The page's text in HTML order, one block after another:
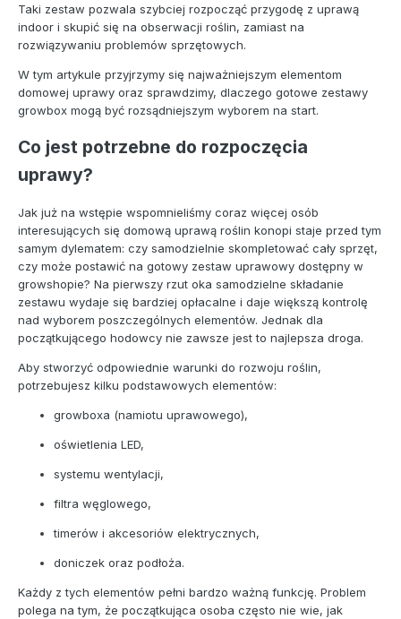
Taki zestaw pozwala szybciej rozpocząć przygodę z uprawą
indoor i skupić się na obserwacji roślin, zamiast na
rozwiązywaniu problemów sprzętowych.
W tym artykule przyjrzymy się najważniejszym elementom
domowej uprawy oraz sprawdzimy, dlaczego gotowe zestawy
growbox mogą być rozsądniejszym wyborem na start.
Co jest potrzebne do rozpoczęcia
uprawy?
Jak już na wstępie wspomnieliśmy coraz więcej osób
interesujących się domową uprawą roślin konopi staje przed tym
samym dylematem: czy samodzielnie skompletować cały sprzęt,
czy może postawić na gotowy zestaw uprawowy dostępny w
growshopie? Na pierwszy rzut oka samodzielne składanie
zestawu wydaje się bardziej opłacalne i daje większą kontrolę
nad wyborem poszczególnych elementów. Jednak dla
początkującego hodowcy nie zawsze jest to najlepsza droga.
Aby stworzyć odpowiednie warunki do rozwoju roślin,
potrzebujesz kilku podstawowych elementów:
growboxa (namiotu uprawowego),
oświetlenia LED,
systemu wentylacji,
filtra węglowego,
timerów i akcesoriów elektrycznych,
doniczek oraz podłoża.
Każdy z tych elementów pełni bardzo ważną funkcję. Problem
polega na tym, że początkująca osoba często nie wie, jak